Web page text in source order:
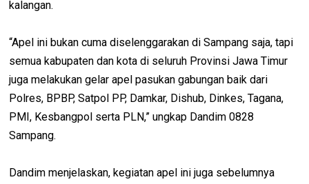
kalangan.
“Apel ini bukan cuma diselenggarakan di Sampang saja, tapi
semua kabupaten dan kota di seluruh Provinsi Jawa Timur
juga melakukan gelar apel pasukan gabungan baik dari
Polres, BPBP, Satpol PP, Damkar, Dishub, Dinkes, Tagana,
PMI, Kesbangpol serta PLN,” ungkap Dandim 0828
Sampang.
Dandim menjelaskan, kegiatan apel ini juga sebelumnya